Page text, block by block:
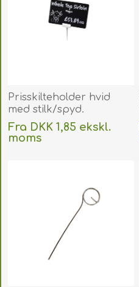
Prisskilteholder hvid
med stilk/spyd.
Prisskilteholder hvid
m/stilk til plastkort mm.
Fra DKK 1,85 ekskl.
moms